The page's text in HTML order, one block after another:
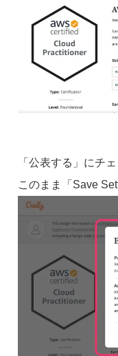
「公表する」にチ
このまま「Save